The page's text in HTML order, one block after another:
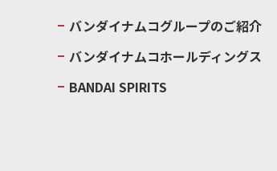
バンダイナムコグループのご紹介
バンダイナムコホールディングス
BANDAI SPIRITS